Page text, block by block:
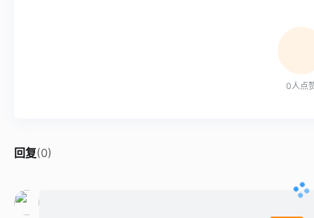
0人点
回复(0)